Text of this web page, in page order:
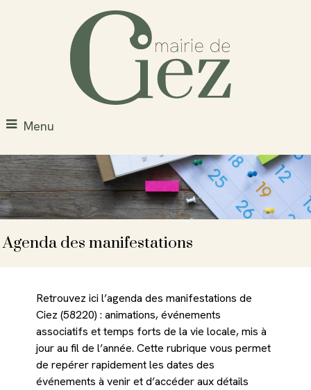
Menu
Agenda des manifestations
Retrouvez ici l’agenda des manifestations de
Ciez (58220) : animations, événements
associatifs et temps forts de la vie locale, mis à
jour au fil de l’année. Cette rubrique vous permet
de repérer rapidement les dates des
événements à venir et d’accéder aux détails